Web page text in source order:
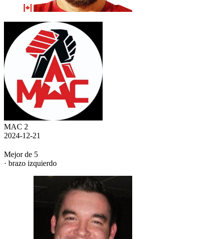
MAC 2
2024-12-21
Mejor de 5
· brazo izquierdo